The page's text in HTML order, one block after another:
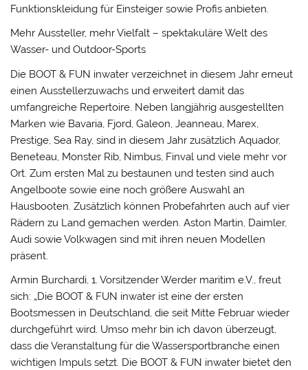
Funktionskleidung für Einsteiger sowie Profis anbieten.
Mehr Aussteller, mehr Vielfalt – spektakuläre Welt des
Wasser- und Outdoor-Sports
Die BOOT & FUN inwater verzeichnet in diesem Jahr erneut
einen Ausstellerzuwachs und erweitert damit das
umfangreiche Repertoire. Neben langjährig ausgestellten
Marken wie Bavaria, Fjord, Galeon, Jeanneau, Marex,
Prestige, Sea Ray, sind in diesem Jahr zusätzlich Aquador,
Beneteau, Monster Rib, Nimbus, Finval und viele mehr vor
Ort. Zum ersten Mal zu bestaunen und testen sind auch
Angelboote sowie eine noch größere Auswahl an
Hausbooten. Zusätzlich können Probefahrten auch auf vier
Rädern zu Land gemachen werden. Aston Martin, Daimler,
Audi sowie Volkwagen sind mit ihren neuen Modellen
präsent.
Armin Burchardi, 1. Vorsitzender Werder maritim e.V., freut
sich: „Die BOOT & FUN inwater ist eine der ersten
Bootsmessen in Deutschland, die seit Mitte Februar wieder
durchgeführt wird. Umso mehr bin ich davon überzeugt,
dass die Veranstaltung für die Wassersportbranche einen
wichtigen Impuls setzt. Die BOOT & FUN inwater bietet den